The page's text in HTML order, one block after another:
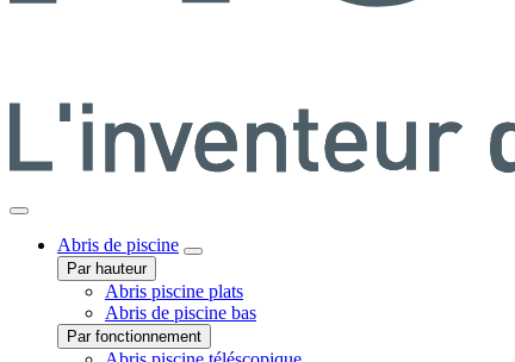
Abris de piscine
Par hauteur
Abris piscine plats
Abris de piscine bas
Par fonctionnement